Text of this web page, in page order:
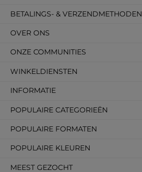
WINKELDIENSTEN
INFORMATIE
POPULAIRE CATEGORIEËN
POPULAIRE FORMATEN
POPULAIRE KLEUREN
MEEST GEZOCHT
BETALINGS- & VERZENDMETHODEN
OVER ONS
ONZE COMMUNITIES